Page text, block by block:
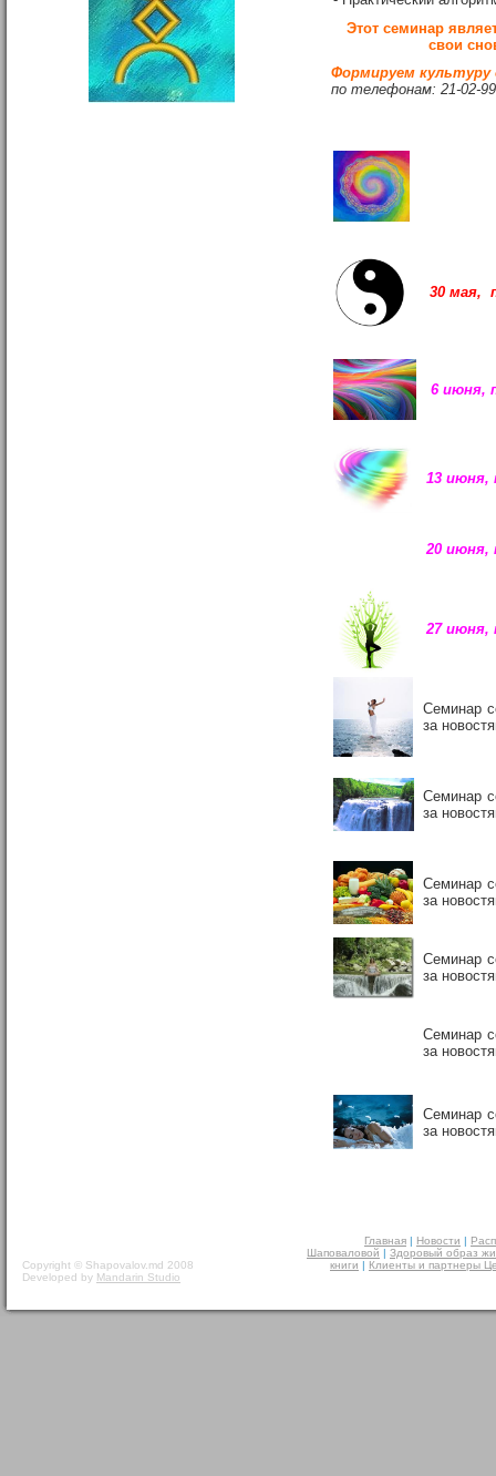
Этот семинар
свои
Формируем
по телефонам: 21-02-
30 мая,
6 июня,
13 июня,
20 июня,
27 июня,
Семинар
за
Семинар
за
Семинар
за
Семинар
за
Семинар
за
Семинар
за
Copyright © Shapovalov.md 2008
Developed by Mandarin Studio
Главная | Новости |
Шаповаловой | Здоровый образ
книги | Клиенты и партнеры